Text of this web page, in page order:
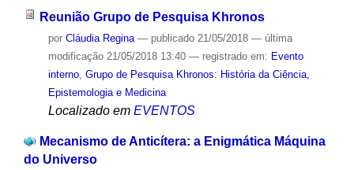
Reunião Grupo de Pesquisa Khronos
por Cláudia Regina — publicado21/05/2018 — última
modificação21/05/2018 13:40 — registrado em: Evento
interno, Grupo de Pesquisa Khronos: História da Ciência,
Epistemologia e Medicina
Localizado em EVENTOS
Mecanismo de Anticítera: a Enigmática Máquina
do Universo